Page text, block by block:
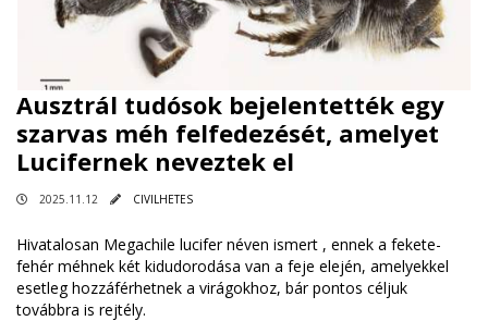
Ausztrál tudósok bejelentették egy
szarvas méh felfedezését, amelyet
Lucifernek neveztek el
2025.11.12 CIVILHETES
Hivatalosan Megachile lucifer néven ismert , ennek a fekete-
fehér méhnek két kidudorodása van a feje elején, amelyekkel
esetleg hozzáférhetnek a virágokhoz, bár pontos céljuk
továbbra is rejtély.